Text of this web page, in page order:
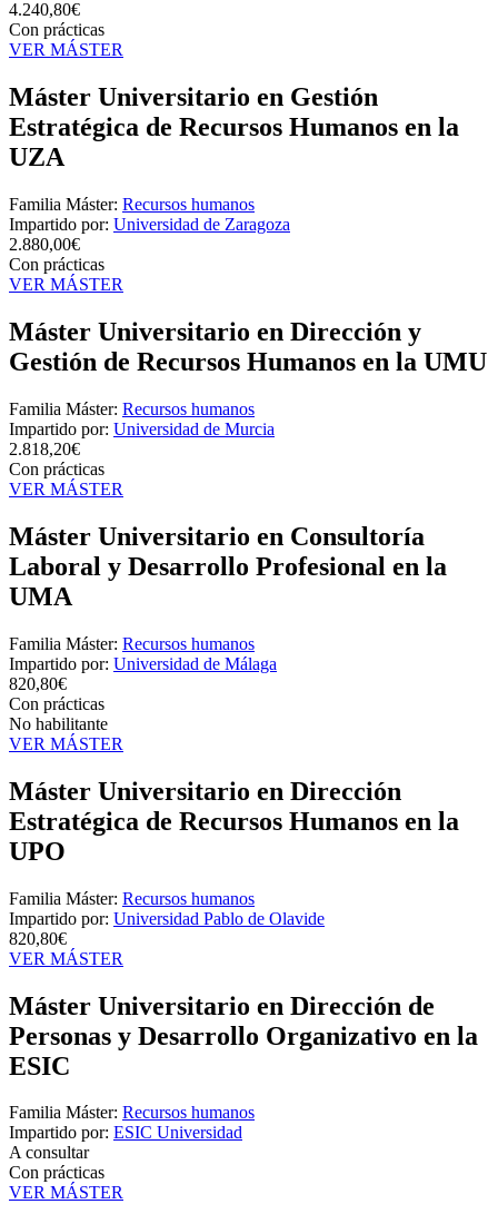
4.240,80€
Con prácticas
VER MÁSTER
Máster Universitario en Gestión
Estratégica de Recursos Humanos en la
UZA
Familia Máster: Recursos humanos
Impartido por: Universidad de Zaragoza
2.880,00€
Con prácticas
VER MÁSTER
Máster Universitario en Dirección y
Gestión de Recursos Humanos en la UMU
Familia Máster: Recursos humanos
Impartido por: Universidad de Murcia
2.818,20€
Con prácticas
VER MÁSTER
Máster Universitario en Consultoría
Laboral y Desarrollo Profesional en la
UMA
Familia Máster: Recursos humanos
Impartido por: Universidad de Málaga
820,80€
Con prácticas
No habilitante
VER MÁSTER
Máster Universitario en Dirección
Estratégica de Recursos Humanos en la
UPO
Familia Máster: Recursos humanos
Impartido por: Universidad Pablo de Olavide
820,80€
VER MÁSTER
Máster Universitario en Dirección de
Personas y Desarrollo Organizativo en la
ESIC
Familia Máster: Recursos humanos
Impartido por: ESIC Universidad
A consultar
Con prácticas
VER MÁSTER